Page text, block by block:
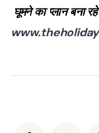
घूमने का प्लान बना